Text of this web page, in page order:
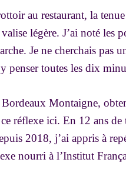
au restaurant, la
légère. J’ai noté les
Je ne cherchais pas
penser toutes les dix
Montaigne,
réflexe ici. En 12 ans
2018, j’ai appris à
nourri à l’Institut